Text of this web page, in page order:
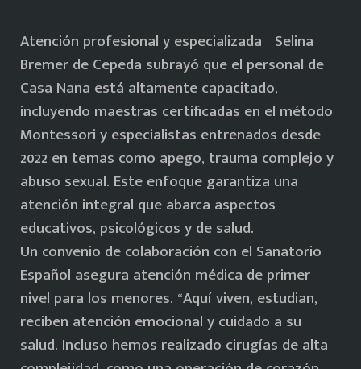
Atención profesional y especializada Selina
Bremer de Cepeda subrayó que el personal de
Casa Nana está altamente capacitado,
incluyendo maestras certificadas en el método
Montessori y especialistas entrenados desde
2022 en temas como apego, trauma complejo y
abuso sexual. Este enfoque garantiza una
atención integral que abarca aspectos
educativos, psicológicos y de salud.
Un convenio de colaboración con el Sanatorio
Español asegura atención médica de primer
nivel para los menores. “Aquí viven, estudian,
reciben atención emocional y cuidado a su
salud. Incluso hemos realizado cirugías de alta